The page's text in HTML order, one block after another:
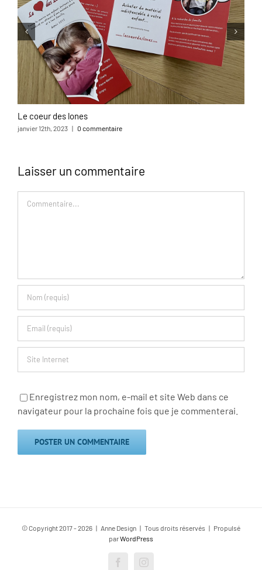
Le coeur des lones
janvier 12th, 2023 | 0 commentaire
Laisser un commentaire
Enregistrez mon nom, e-mail et site Web dans ce
navigateur pour la prochaine fois que je commenterai.
© Copyright 2017 -2026 | Anne Design | Tous droits réservés | Propulsé
parWordPress
FacebookInstagram